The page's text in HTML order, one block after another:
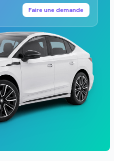
Faire une demande